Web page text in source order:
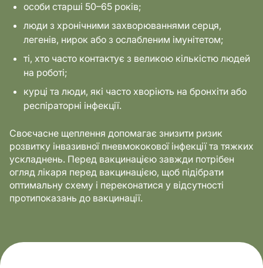
особи старші 50–65 років;
люди з хронічними захворюваннями серця,
легенів, нирок або з ослабленим імунітетом;
ті, хто часто контактує з великою кількістю людей
на роботі;
курці та люди, які часто хворіють на бронхіти або
респіраторні інфекції.
Своєчасне щеплення допомагає знизити ризик
розвитку інвазивної пневмококової інфекції та тяжких
ускладнень. Перед вакцинацією завжди потрібен
огляд лікаря перед вакцинацією, щоб підібрати
оптимальну схему і переконатися у відсутності
протипоказань до вакцинації.